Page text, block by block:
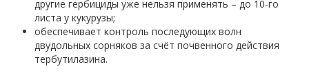
другие гербициды уже нельзя применять – до 10-го
листа у кукурузы;
обеспечивает контроль последующих волн
двудольных сорняков за счёт почвенного действия
тербутилазина.